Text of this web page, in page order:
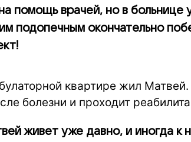
помощь врачей, но в больнице
подопечным окончательно
квартире жил
болезни и проходит
живет уже давно, и иногда к